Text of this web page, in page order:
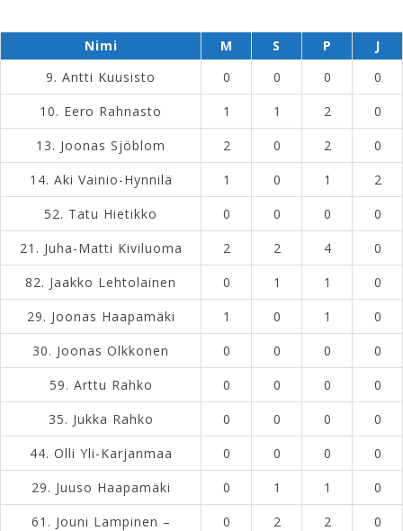
Nimi M S P
J
9. Antti Kuusisto 0 0 0
0
10. Eero Rahnasto 1 1 2
0
13. Joonas Sjöblom 2 0 2
0
14. Aki Vainio-Hynnilä 1 0 1
2
52. Tatu Hietikko 0 0 0
0
21. Juha-Matti Kiviluoma 2 2 4
0
82. Jaakko Lehtolainen 0 1 1
0
29. Joonas Haapamäki 1 0 1
0
30. Joonas Olkkonen 0 0 0
0
59. Arttu Rahko 0 0 0
0
35. Jukka Rahko 0 0 0
0
44. Olli Yli-Karjanmaa 0 0 0
0
29. Juuso Haapamäki 0 1 1
0
61. Jouni Lampinen –
0 2 2 0